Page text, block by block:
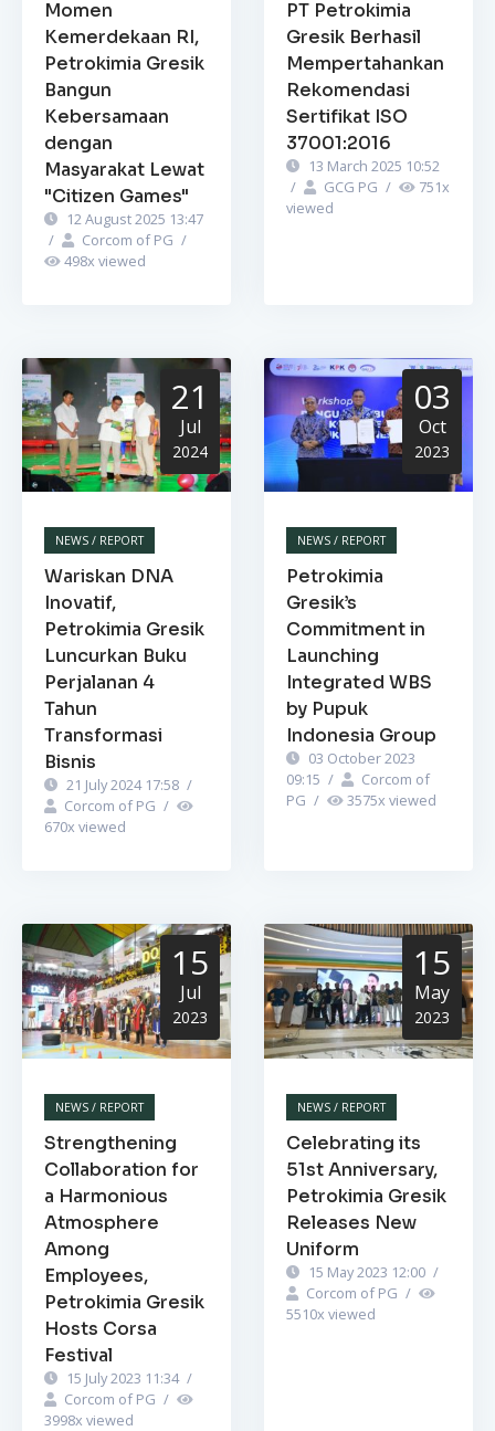
Momen
Kemerdekaan RI,
Petrokimia Gresik
Bangun
Kebersamaan
dengan
Masyarakat Lewat
"Citizen Games"
12 August 2025 13:47
/
Corcom of PG /
498x viewed
PT Petrokimia
Gresik Berhasil
Mempertahankan
Rekomendasi
Sertifikat ISO
37001:2016
13 March 2025 10:52
/
GCG PG / 751x
viewed
21
Jul
2024
NEWS / REPORT
Wariskan DNA
Inovatif,
Petrokimia Gresik
Luncurkan Buku
Perjalanan 4
Tahun
Transformasi
Bisnis
21 July 2024 17:58 /
Corcom of PG /
670x viewed
03
Oct
2023
NEWS / REPORT
Petrokimia
Gresik’s
Commitment in
Launching
Integrated WBS
by Pupuk
Indonesia Group
03 October 2023
09:15 /
Corcom of
PG / 3575x viewed
15
Jul
2023
NEWS / REPORT
Strengthening
Collaboration for
a Harmonious
Atmosphere
Among
Employees,
Petrokimia Gresik
Hosts Corsa
Festival
15 July 2023 11:34 /
Corcom of PG /
3998x viewed
15
May
2023
NEWS / REPORT
Celebrating its
51st Anniversary,
Petrokimia Gresik
Releases New
Uniform
15 May 2023 12:00 /
Corcom of PG /
5510x viewed